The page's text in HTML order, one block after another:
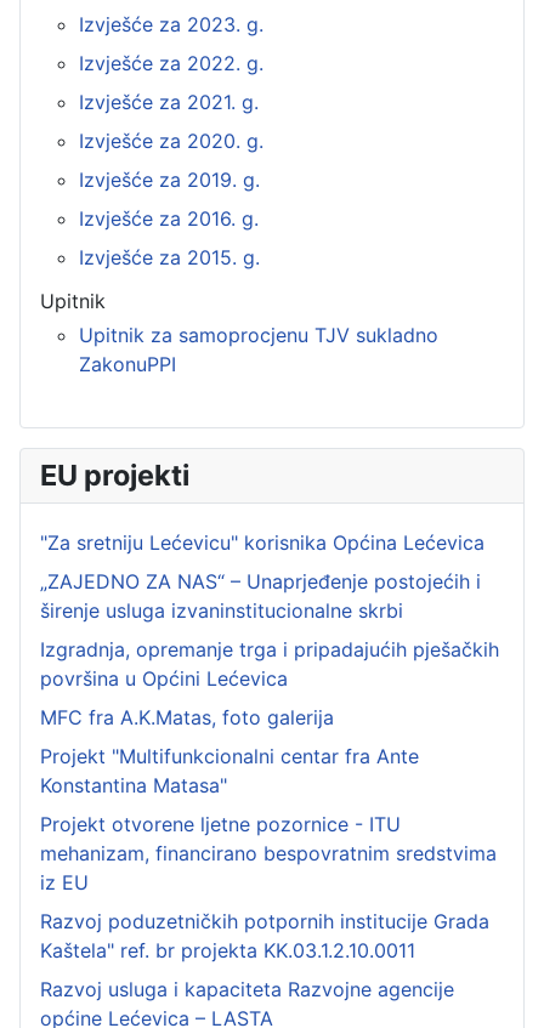
Izvješće za 2023. g.
Izvješće za 2022. g.
Izvješće za 2021. g.
Izvješće za 2020. g.
Izvješće za 2019. g.
Izvješće za 2016. g.
Izvješće za 2015. g.
Upitnik
Upitnik za samoprocjenu TJV sukladno
ZakonuPPI
EU projekti
"Za sretniju Lećevicu" korisnika Općina Lećevica
„ZAJEDNO ZA NAS“ – Unaprjeđenje postojećih i
širenje usluga izvaninstitucionalne skrbi
Izgradnja, opremanje trga i pripadajućih pješačkih
površina u Općini Lećevica
MFC fra A.K.Matas, foto galerija
Projekt "Multifunkcionalni centar fra Ante
Konstantina Matasa"
Projekt otvorene ljetne pozornice - ITU
mehanizam, financirano bespovratnim sredstvima
iz EU
Razvoj poduzetničkih potpornih institucije Grada
Kaštela" ref. br projekta KK.03.1.2.10.0011
Razvoj usluga i kapaciteta Razvojne agencije
općine Lećevica – LASTA